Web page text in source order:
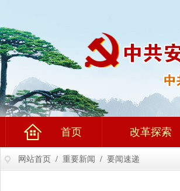
首页 改革探索
网站首页 / 重要新闻 / 要闻速递